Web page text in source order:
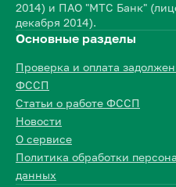
2014) и ПАО "МТС Банк"
декабря 2014).
Основные разделы
Проверка и оплата
ФССП
Статьи о работе ФССП
Новости
О сервисе
Политика обработки
данных